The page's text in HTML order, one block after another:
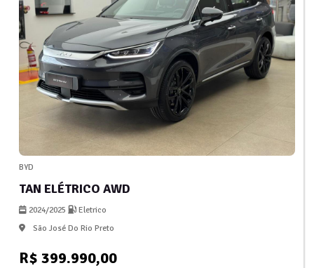
BYD
TAN ELÉTRICO AWD
2024/2025
Eletrico
São José Do Rio Preto
R$ 399.990,00